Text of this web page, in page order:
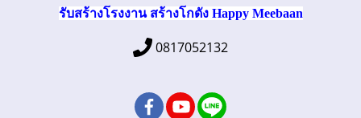
รับสร้างโรงงาน สร้างโกดัง Happy Meebaan
0817052132